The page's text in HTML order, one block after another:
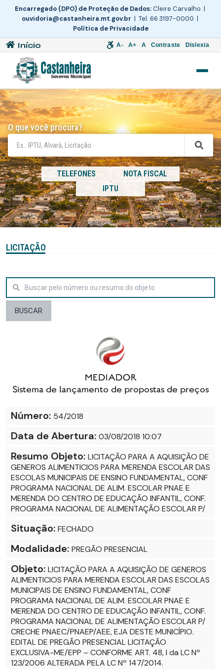
Encarregado (DPO) de Proteção de Dados:Cleire Carvalho |
ouvidoria@castanheira.mt.gov.br | Tel. 66 3197-0000 |
Política de Privacidade
Início A- A+ A Contraste Dislexia
O que você procura?
TELEFONES
NOTA FISCAL
IPTU
LICITAÇÃO
BUSCAR
Número: 54/2018
Data de Abertura: 03/08/2018 10:07
Resumo Objeto: LICITAÇÃO PARA A AQUISIÇÃO DE
GENEROS ALIMENTICIOS PARA MERENDA ESCOLAR DAS
ESCOLAS MUNICIPAIS DE ENSINO FUNDAMENTAL, CONF
PROGRAMA NACIONAL DE ALIM. ESCOLAR PNAE E
MERENDA DO CENTRO DE EDUCAÇÃO INFANTIL, CONF.
PROGRAMA NACIONAL DE ALIMENTAÇÃO ESCOLAR P/
Situação: FECHADO
Modalidade: PREGÃO PRESENCIAL
Objeto: LICITAÇÃO PARA A AQUISIÇÃO DE GENEROS
ALIMENTICIOS PARA MERENDA ESCOLAR DAS ESCOLAS
MUNICIPAIS DE ENSINO FUNDAMENTAL, CONF
PROGRAMA NACIONAL DE ALIM. ESCOLAR PNAE E
MERENDA DO CENTRO DE EDUCAÇÃO INFANTIL, CONF.
PROGRAMA NACIONAL DE ALIMENTAÇÃO ESCOLAR P/
CRECHE PNAEC/PNAEP/AEE, EJA DESTE MUNICÍPIO.
EDITAL DE PREGÃO PRESENCIAL LICITAÇÃO
EXCLUSIVA-ME/EPP – CONFORME ART. 48, I da LC Nº
123/2006 ALTERADA PELA LC Nº 147/2014.